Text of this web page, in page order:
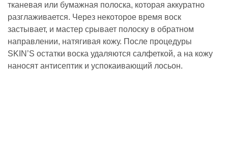
тканевая или бумажная полоска, которая аккуратно
разглаживается. Через некоторое время воск
застывает, и мастер срывает полоску в обратном
направлении, натягивая кожу. После процедуры
SKIN’S остатки воска удаляются салфеткой, а на кожу
наносят антисептик и успокаивающий лосьон.